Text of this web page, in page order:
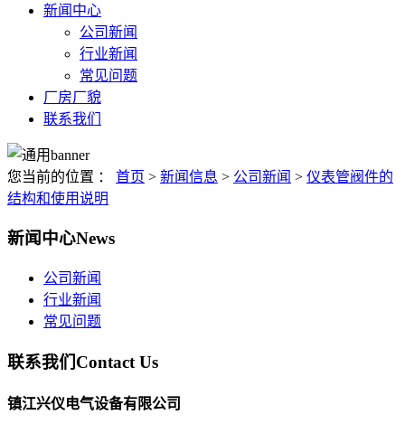
新闻中心
公司新闻
行业新闻
常见问题
厂房厂貌
联系我们
您当前的位置 ： 首页 > 新闻信息 > 公司新闻 > 仪表管阀件的
结构和使用说明
新闻中心News
公司新闻
行业新闻
常见问题
联系我们Contact Us
镇江兴仪电气设备有限公司